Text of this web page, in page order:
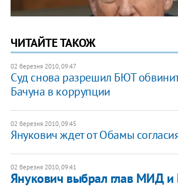
ЧИТАЙТЕ ТАКОЖ
02 березня 2010, 09:47
Суд снова разрешил БЮТ
Бачуна в коррупции
02 березня 2010, 09:45
Янукович ждет от Обамы
02 березня 2010, 09:41
Янукович выбрал глав МИД